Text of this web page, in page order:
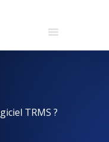
TRMS ?